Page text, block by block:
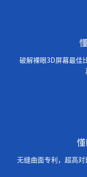
破解裸眼3D屏幕最佳
懂
无缝曲面专利，超高